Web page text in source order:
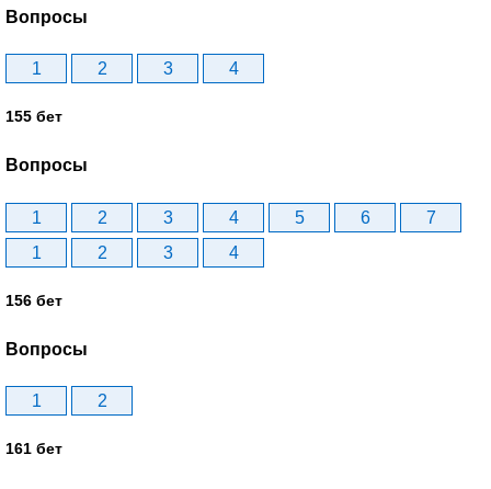
Вопросы
1 2 3 4
155 бет
Вопросы
1 2 3 4 5 6
7
1
2 3 4
156 бет
Вопросы
1 2
161 бет